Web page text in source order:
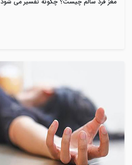
مغز فرد سالم چیست؟ چگونه تفسیر می شود